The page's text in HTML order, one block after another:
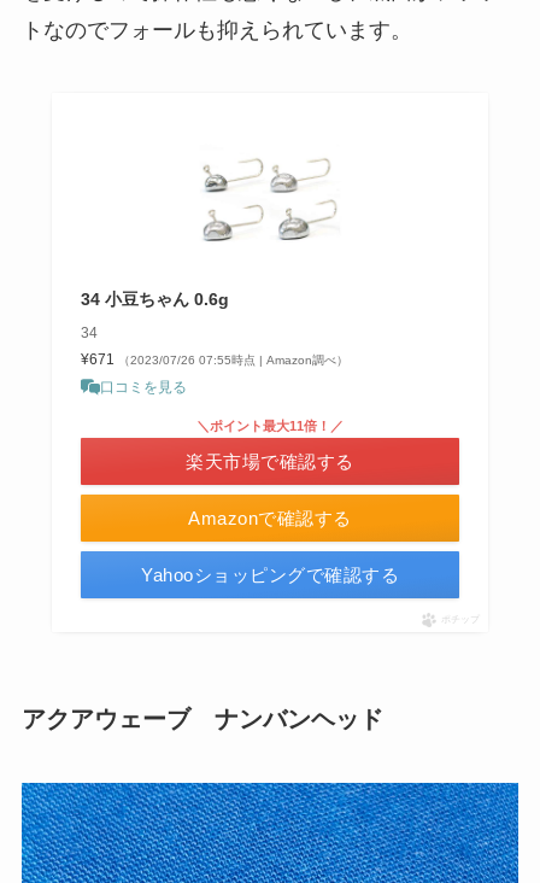
トなのでフォールも抑えられています。
34 小豆ちゃん 0.6g
34
¥671
（2023/07/26 07:55時点 | Amazon調べ）
口コミを見る
Amazonで確認する
＼ポイント最大11倍！／
楽天市場で確認する
Yahooショッピングで確認する
ポチップ
アクアウェーブ ナンバンヘッド